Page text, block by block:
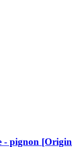
pignon